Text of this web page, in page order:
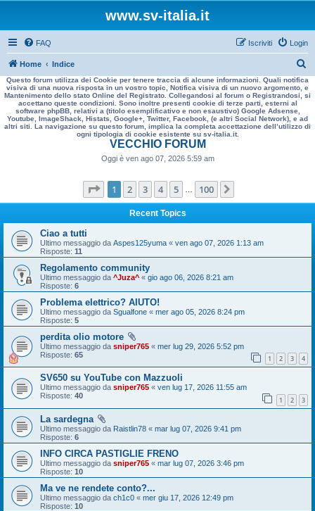
www.sv-italia.it
FAQ Login
Iscriviti
Home Indice
e
r
a
Questo forum utilizza dei Cookie per tenere traccia di alcune informazioni. Quali notifica
visiva di una nuova risposta in un vostro topic, Notifica visiva di un nuovo argomento, e
Mantenimento dello stato Online del Registrato. Collegandosi al forum o Registrandosi, si
accettano queste condizioni. Sono inoltre presenti cookie di terze parti, esterni al
software phpBB, relativi a (titolo esemplificativo e non esaustivo) Google Adsense,
Youtube, ImageShack, Histats, Google+, Twitter, Facebook, (e altri Social Network), e ad
altri siti. La navigazione su questo forum, implica la completa accettazione dell’utilizzo di
ogni tipologia di cookie esistente su sv-italia.it.
VECCHIO FORUM
Oggi è ven ago 07, 2026 5:59 am
Pagina di 100
1 2 3 4 5 100
Recent Topics
Ciao a tutti
Ultimo messaggio da Aspes125yuma « ven ago 07, 2026 1:13 am
Risposte: 11
Regolamento community
Ultimo messaggio da ^Juza^ « gio ago 06, 2026 8:21 am
Risposte: 6
Problema elettrico? AIUTO!
Ultimo messaggio da Sgualfone « mer ago 05, 2026 8:24 pm
Risposte: 5
perdita olio motore
Ultimo messaggio da sniper765 « mer lug 29, 2026 5:52 pm
Risposte: 65 1 2 3 4
SV650 su YouTube con Mazzuoli
Ultimo messaggio da sniper765 « ven lug 17, 2026 11:55 am
Risposte: 40 1 2 3
La sardegna
Ultimo messaggio da Raistlin78 « mar lug 07, 2026 9:41 pm
Risposte: 6
INFO CIRCA PASTIGLIE FRENO
Ultimo messaggio da sniper765 « mar lug 07, 2026 3:46 pm
Risposte: 10
Ma ve ne rendete conto?...
Ultimo messaggio da ch1c0 « mer giu 17, 2026 12:49 pm
Risposte: 10